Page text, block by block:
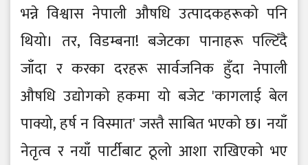
भन्ने विश्वास नेपाली औषधि उत्पादकहरूको पनि
थियो। तर, विडम्बना! बजेटका पानाहरू पल्टिँदै
जाँदा र करका दरहरू सार्वजनिक हुँदा नेपाली
औषधि उद्योगको हकमा यो बजेट 'कागलाई बेल
पाक्यो, हर्ष न विस्मात' जस्तै साबित भएको छ। नयाँ
नेतृत्व र नयाँ पार्टीबाट ठूलो आशा राखिएको भए